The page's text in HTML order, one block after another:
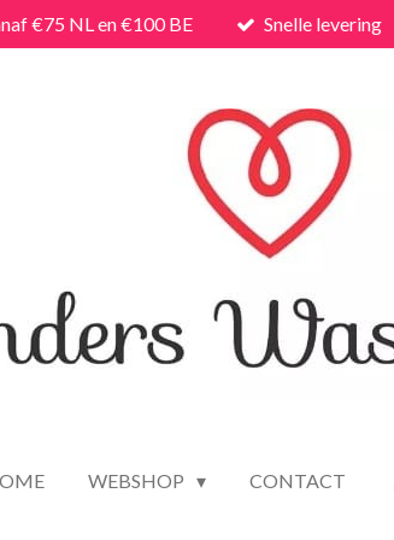
€75 NL en €100 BE Snelle levering
WEBSHOP CONTACT